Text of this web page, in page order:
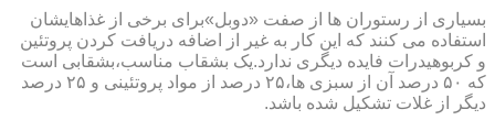
بسیاری از رستوران ها از صفت «دوبل»برای برخی از غذاهایشان
استفاده می کنند که این کار به غیر از اضافه دریافت کردن پروتئین
و کربوهیدرات فایده دیگری ندارد.یک بشقاب مناسب،بشقابی است
که ۵۰ درصد آن از سبزی ها،۲۵ درصد از مواد پروتئینی و ۲۵ درصد
دیگر از غلات تشکیل شده باشد.